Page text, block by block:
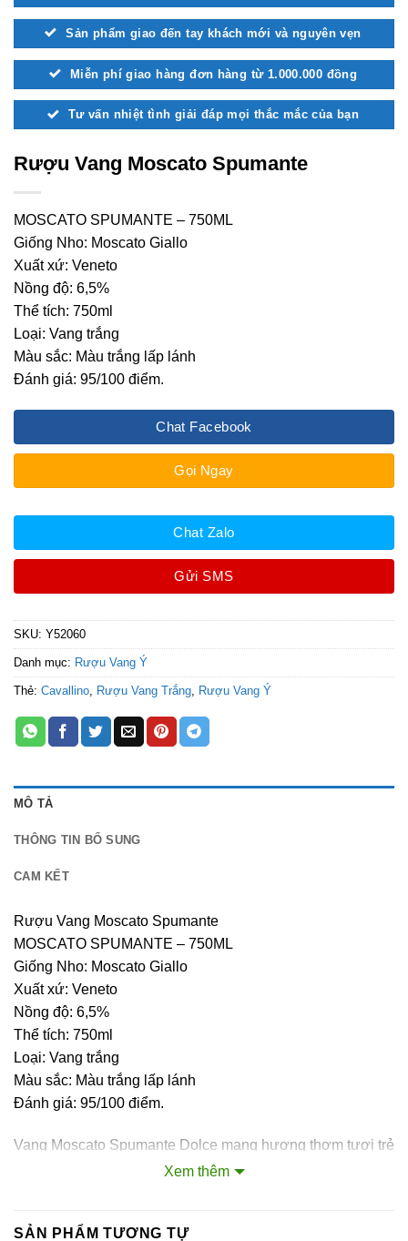
Sản phẩm giao đến tay khách mới và nguyên vẹn
Miễn phí giao hàng đơn hàng từ 1.000.000 đồng
Tư vấn nhiệt tình giải đáp mọi thắc mắc của bạn
Rượu Vang Moscato Spumante
MOSCATO SPUMANTE – 750ML
Giống Nho: Moscato Giallo
Xuất xứ: Veneto
Nồng độ: 6,5%
Thể tích: 750ml
Loại: Vang trắng
Màu sắc: Màu trắng lấp lánh
Đánh giá: 95/100 điểm.
Chat Facebook
Gọi Ngay
Chat Zalo
Gửi SMS
SKU: Y52060
Danh mục: Rượu Vang Ý
Thẻ: Cavallino, Rượu Vang Trắng, Rượu Vang Ý
MÔ TẢ
THÔNG TIN BỔ SUNG
CAM KẾT
Rượu Vang Moscato Spumante
MOSCATO SPUMANTE – 750ML
Giống Nho: Moscato Giallo
Xuất xứ: Veneto
Nồng độ: 6,5%
Thể tích: 750ml
Loại: Vang trắng
Màu sắc: Màu trắng lấp lánh
Đánh giá: 95/100 điểm.
Vang Moscato Spumante Dolce mang hương thơm tươi trẻ
mới với sự thăng bằng bền bỉ và nhẹ, tươi ở mũi với hoa
tăng cường sự tươi trẻ mềm mại lý tưởng với khô và
Xem thêm
SẢN PHẨM TƯƠNG TỰ